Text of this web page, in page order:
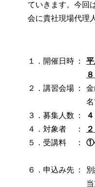
ていきます。今回
会に貴社現場代理
１．開催日時 ：
２．講習会場 ：
名
３．募集人数
：
４．対象者
：
５．受講料
：
①
６．申込み先 ：